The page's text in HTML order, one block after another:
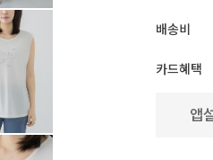
배송비
카드혜택